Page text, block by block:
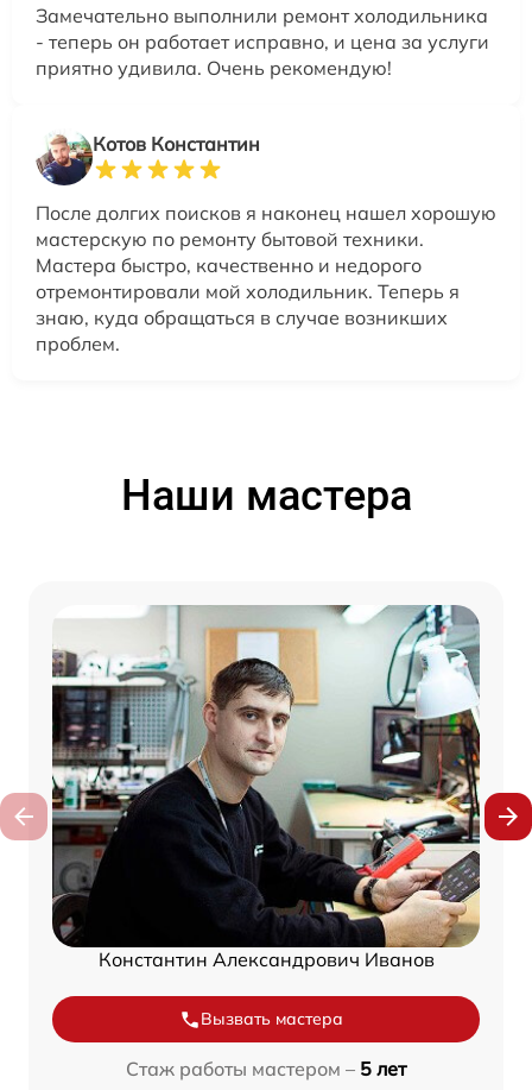
Замечательно выполнили ремонт холодильника
- теперь он работает исправно, и цена за услуги
приятно удивила. Очень рекомендую!
Котов Константин
После долгих поисков я наконец нашел хорошую
мастерскую по ремонту бытовой техники.
Мастера быстро, качественно и недорого
отремонтировали мой холодильник. Теперь я
знаю, куда обращаться в случае возникших
проблем.
Наши мастера
Константин Александрович Иванов
Вызвать мастера
Стаж работы мастером – 5 лет